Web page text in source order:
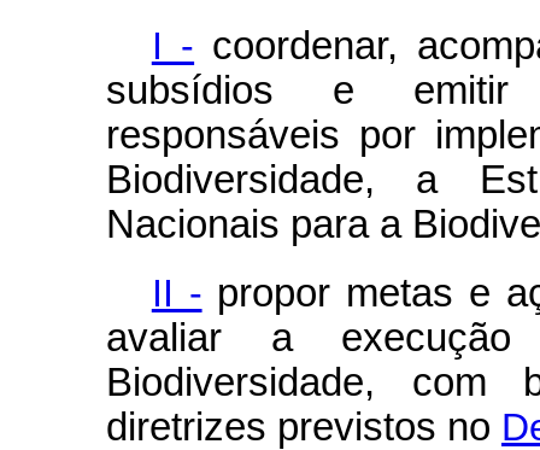
I - coordenar,
subsídios e emitir
responsáveis por
Biodiversidade, a
Nacionais para a
II - propor metas e
avaliar a
Biodiversidade,
diretrizes previstos no